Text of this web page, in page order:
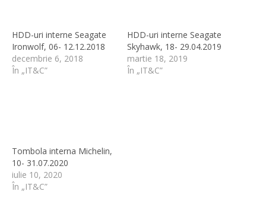
HDD-uri interne Seagate
Ironwolf, 06- 12.12.2018
decembrie 6, 2018
În „IT&C”
HDD-uri interne Seagate
Skyhawk, 18- 29.04.2019
martie 18, 2019
În „IT&C”
Tombola interna Michelin,
10- 31.07.2020
iulie 10, 2020
În „IT&C”